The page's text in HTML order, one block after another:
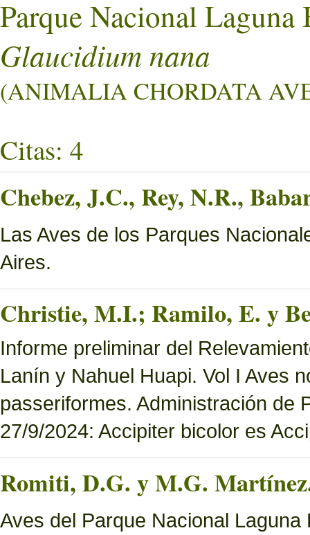
Parque Nacional Laguna
Glaucidium nana
(ANIMALIA CHORDATA
Citas: 4
Chebez, J.C., Rey, N.R.,
Las Aves de los Parques
Aires.
Christie, M.I.; Ramilo, E. y
Informe preliminar del
Lanín y Nahuel Huapi. Vol I Aves
passeriformes. Administración de
27/9/2024: Accipiter bicolor es
Romiti, D.G. y M.G.
Aves del Parque Nacional